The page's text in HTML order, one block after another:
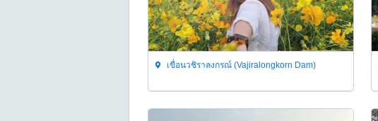
เขื่อนวชิราลงกรณ์ (Vajiralongkorn Dam)